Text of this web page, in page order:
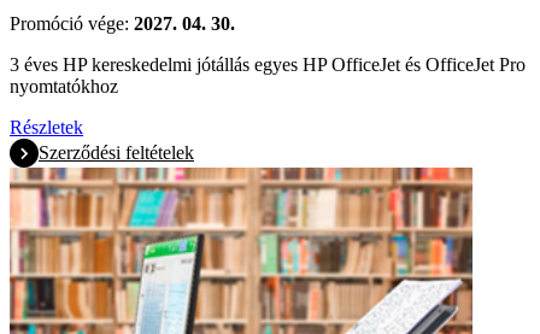
Promóció vége: 2027. 04. 30.
3 éves HP kereskedelmi jótállás egyes HP OfficeJet és OfficeJet Pro
nyomtatókhoz
Részletek
Szerződési feltételek